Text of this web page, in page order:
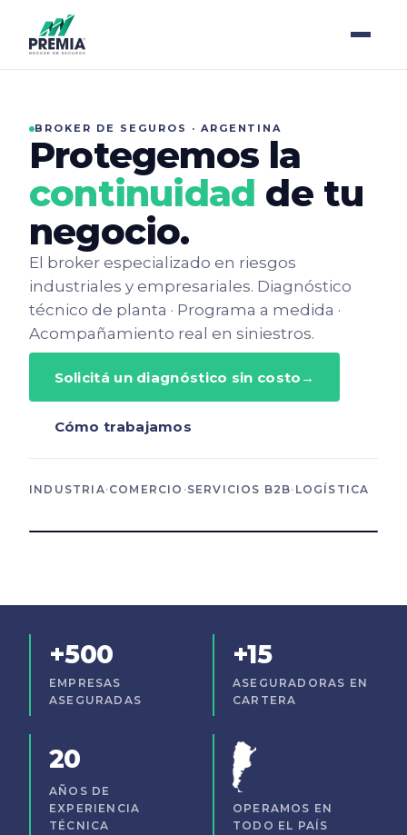
BROKER DE SEGUROS · ARGENTINA
Protegemos la
continuidad de tu
negocio.
El broker especializado en riesgos
industriales y empresariales. Diagnóstico
técnico de planta · Programa a medida ·
Acompañamiento real en siniestros.
Solicitá un diagnóstico sin costo →
Cómo trabajamos
INDUSTRIA·COMERCIO ·SERVICIOS B2B· LOGÍSTICA
+500
EMPRESAS
ASEGURADAS
+15
ASEGURADORAS EN
CARTERA
20
AÑOS DE
EXPERIENCIA
TÉCNICA
OPERAMOS EN
TODO EL PAÍS